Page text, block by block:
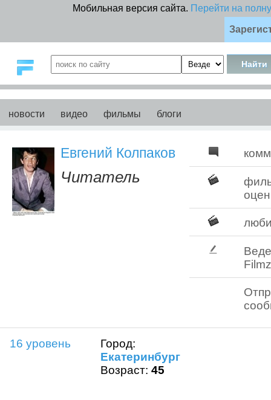
Мобильная версия сайта. Перейти на
новости видео фильмы блоги
Евгений Колпаков
Читатель
16 уровень
Город:
Екатеринбург
Возраст: 45